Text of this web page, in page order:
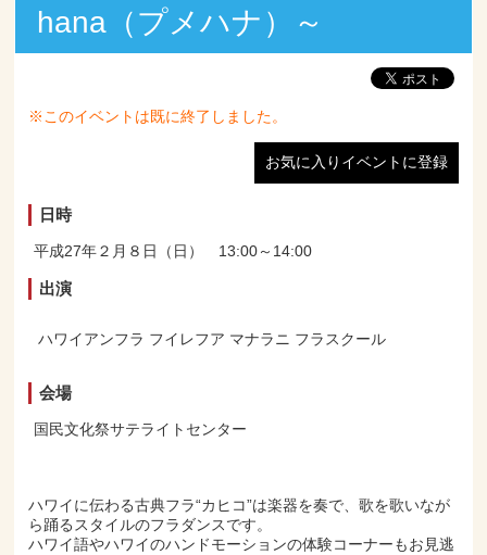
hana（プメハナ）～
※このイベントは既に終了しました。
お気に入りイベントに登録
日時
平成27年２月８日（日） 13:00～14:00
出演
ハワイアンフラ フイレフア マナラニ フラスクール
会場
国民文化祭サテライトセンター
ハワイに伝わる古典フラ“カヒコ”は楽器を奏で、歌を歌いなが
ら踊るスタイルのフラダンスです。
ハワイ語やハワイのハンドモーションの体験コーナーもお見逃